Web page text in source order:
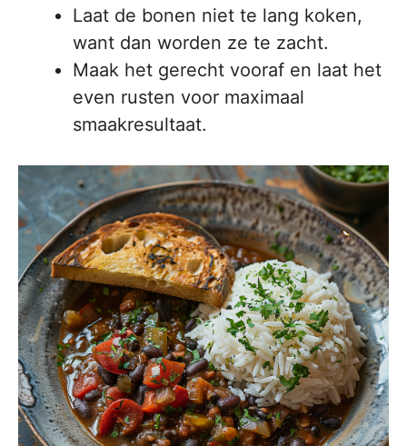
Laat de bonen niet te lang koken,
want dan worden ze te zacht.
Maak het gerecht vooraf en laat het
even rusten voor maximaal
smaakresultaat.